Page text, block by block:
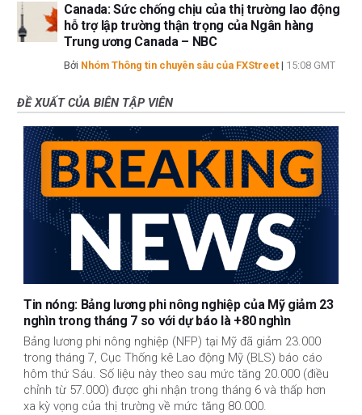
Canada: Sức chống chịu của thị trường lao động
hỗ trợ lập trường thận trọng của Ngân hàng
Trung ương Canada – NBC
Bởi Nhóm Thông tin chuyên sâu của FXStreet | 15:08 GMT
ĐỀ XUẤT CỦA BIÊN TẬP VIÊN
Tin nóng: Bảng lương phi nông nghiệp của Mỹ giảm 23
nghìn trong tháng 7 so với dự báo là +80 nghìn
Bảng lương phi nông nghiệp (NFP) tại Mỹ đã giảm 23.000
trong tháng 7, Cục Thống kê Lao động Mỹ (BLS) báo cáo
hôm thứ Sáu. Số liệu này theo sau mức tăng 20.000 (điều
chỉnh từ 57.000) được ghi nhận trong tháng 6 và thấp hơn
xa kỳ vọng của thị trường về mức tăng 80.000.